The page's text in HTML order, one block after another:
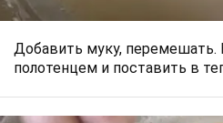
Добавить муку, перемешать.
полотенцем и поставить в